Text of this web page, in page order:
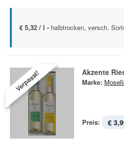
€ 5,32 / l - halbtrocken, versch.
Verpasst! Akzente
Marke:
Preis: €